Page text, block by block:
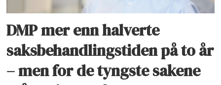
DMP mer enn halverte
saksbehandlingstiden på to år
– men for de tyngste sakene